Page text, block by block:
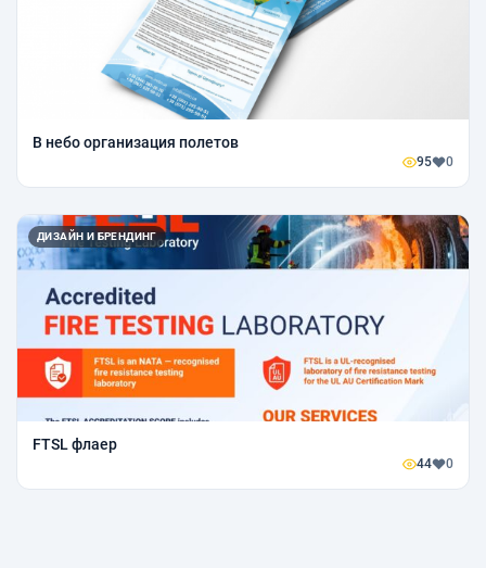
В небо организация полетов
95 0
ДИЗАЙН И БРЕНДИНГ
FTSL флаер
44 0